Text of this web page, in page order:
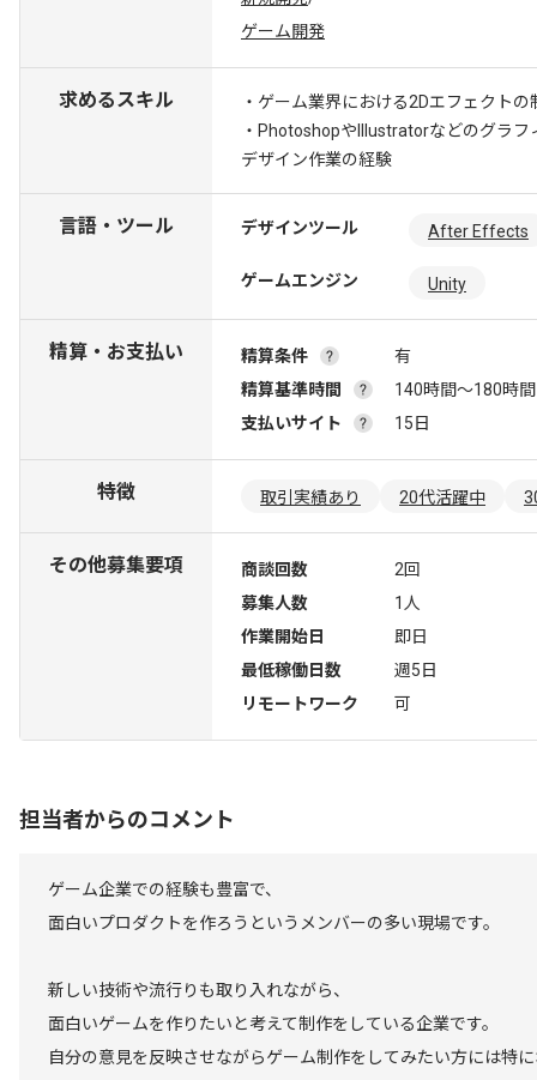
ゲーム開発
求めるスキル
・ゲーム業界における2Dエフェクト
・PhotoshopやIllustratorなどのグラ
デザイン作業の経験
言語・ツール デザインツール After Effects
ゲームエンジン Unity
精算・お支払い 精算条件
有
精算基準時間
140時間〜180時間
支払いサイト
15日
特徴 取引実績あり 20代活躍中
その他募集要項 商談回数
2回
募集人数
1人
作業開始日
即日
最低稼働日数
週5日
リモートワーク
可
担当者からのコメント
ゲーム企業での経験も豊富で、
面白いプロダクトを作ろうというメンバーの多い現場です。
新しい技術や流行りも取り入れながら、
面白いゲームを作りたいと考えて制作をしている企業です。
自分の意見を反映させながらゲーム制作をしてみたい方には特